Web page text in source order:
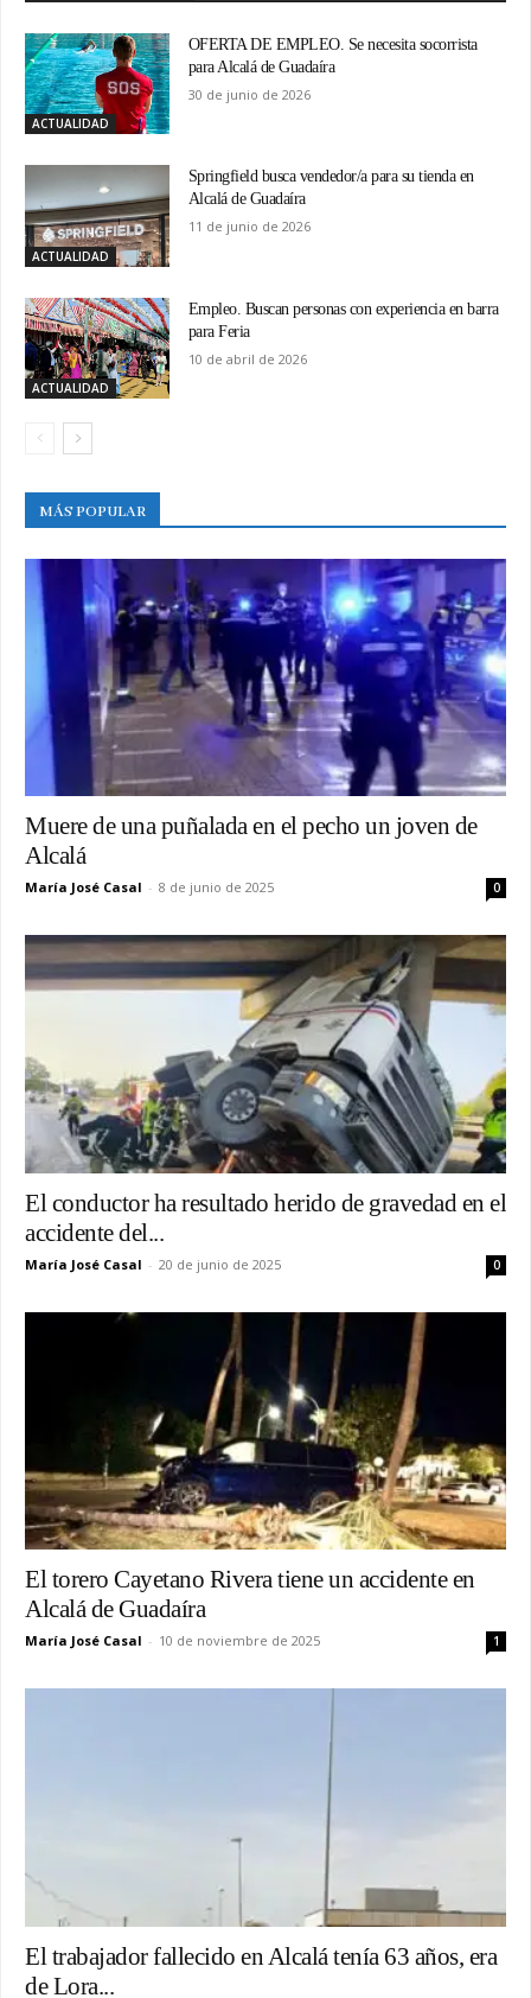
ACTUALIDAD
OFERTA DE EMPLEO. Se necesita socorrista
para Alcalá de Guadaíra
30 de junio de 2026
ACTUALIDAD
Springfield busca vendedor/a para su tienda en
Alcalá de Guadaíra
11 de junio de 2026
ACTUALIDAD
Empleo. Buscan personas con experiencia en barra
para Feria
10 de abril de 2026
MÁS POPULAR
Muere de una puñalada en el pecho un joven de
Alcalá
María José Casal - 8 de junio de 2025 0
El conductor ha resultado herido de gravedad en el
accidente del...
María José Casal - 20 de junio de 2025 0
El torero Cayetano Rivera tiene un accidente en
Alcalá de Guadaíra
María José Casal - 10 de noviembre de 2025 1
El trabajador fallecido en Alcalá tenía 63 años, era
de Lora...